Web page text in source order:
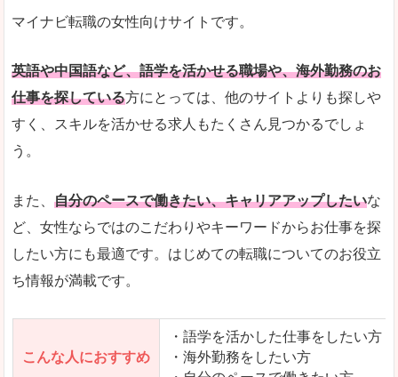
はじめての転職や、転職活動において不安や心配
自分でうまく仕事を探せなくても、会員登録をす
人気度 「エン転職」全体として、会員数がとても多い印
多少検索しづらいのですが、掲載情報はパッと目
「エン転職ウーマン」で「吾妻郡東吾妻町」の
マイナビ転職の女性向けサイトです。
英語や中国語など、語学を活かせる職場や、海外勤務のお
仕事を探している方にとっては、他のサイトよりも探しや
すく、スキルを活かせる求人もたくさん見つかるでしょ
う。
また、 自分のペースで働きたい、キャリアアップしたいな
ど、女性ならではのこだわりやキーワードからお仕事を探
したい方にも最適です。はじめての転職についてのお役立
ち情報が満載です。
こんな人におすすめ
・語学を活かした仕事をしたい方
・海外勤務をしたい方